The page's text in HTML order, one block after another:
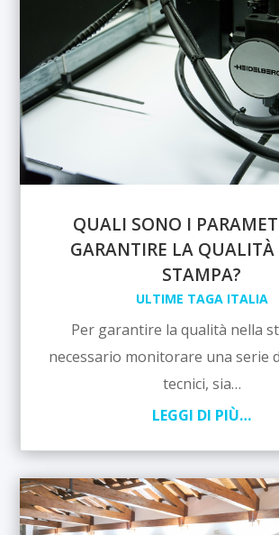
QUALI SONO I
GARANTIRE LA
STAMPA?
ULTIME TAGA ITALIA
Per garantire la qualità nella
necessario monitorare una serie
tecnici, sia…
LEGGI DI PIÙ…